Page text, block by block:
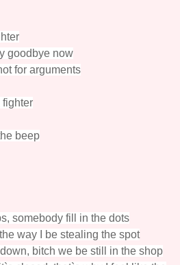
goodbye now
for arguments
fighter
beep
somebody fill in the dots
way I be stealing the spot
bitch we be still in the shop